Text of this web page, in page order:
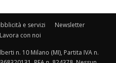
e servizi
Newsletter
Lavora con noi
n. 10 Milano (MI), Partita IVA n.